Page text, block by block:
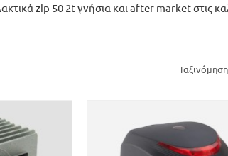
zip 50 2t γνήσια και after market στις